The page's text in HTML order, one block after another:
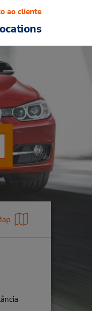
ao cliente